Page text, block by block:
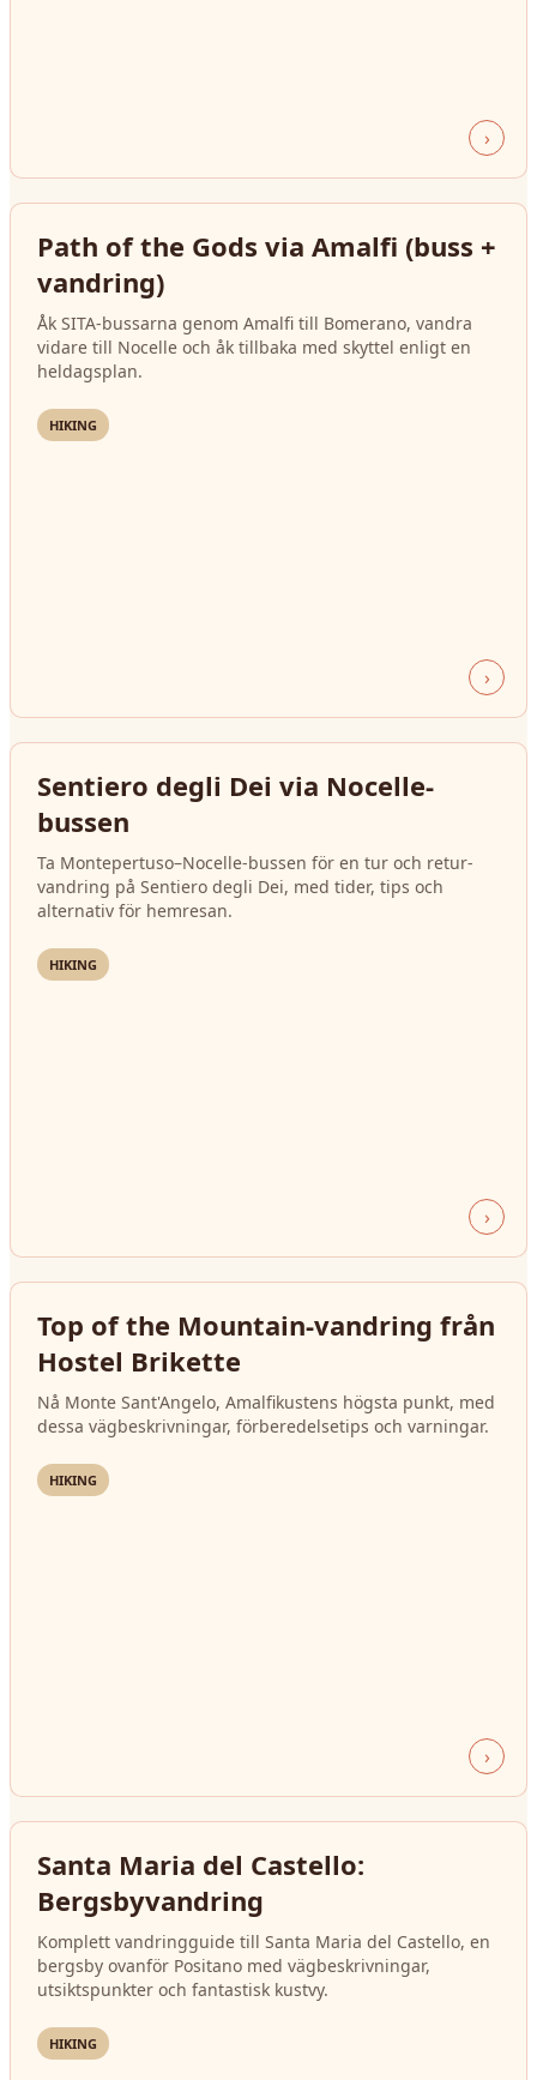
›
Path of the Gods via Amalfi (buss +
vandring)
Åk SITA-bussarna genom Amalfi till Bomerano, vandra
vidare till Nocelle och åk tillbaka med skyttel enligt en
heldagsplan.
HIKING
›
Sentiero degli Dei via Nocelle-
bussen
Ta Montepertuso–Nocelle-bussen för en tur och retur-
vandring på Sentiero degli Dei, med tider, tips och
alternativ för hemresan.
HIKING
›
Top of the Mountain-vandring från
Hostel Brikette
Nå Monte Sant'Angelo, Amalfikustens högsta punkt, med
dessa vägbeskrivningar, förberedelsetips och varningar.
HIKING
›
Santa Maria del Castello:
Bergsbyvandring
Komplett vandringguide till Santa Maria del Castello, en
bergsby ovanför Positano med vägbeskrivningar,
utsiktspunkter och fantastisk kustvy.
HIKING